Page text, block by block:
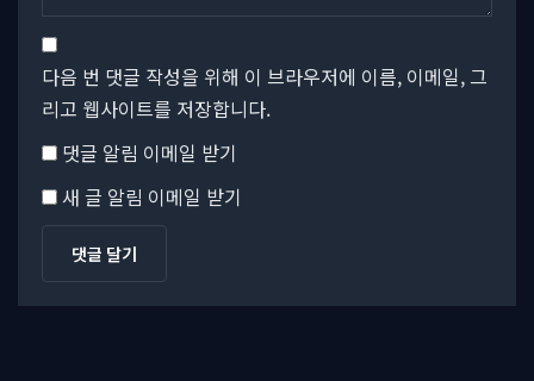
다음 번 댓글 작성을 위해 이 브라우저에 이름, 이메일, 그
리고 웹사이트를 저장합니다.
댓글 알림 이메일 받기
새 글 알림 이메일 받기